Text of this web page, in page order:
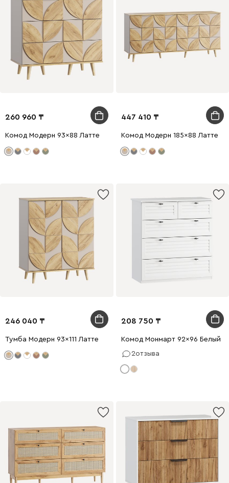
260 960
Комод Модерн 93x88 Латте
447 410
Комод Модерн 185x88 Латте
246 040
Тумба Модерн 93x111 Латте
208 750
Комод Монмарт 92x96 Белый
2отзыва